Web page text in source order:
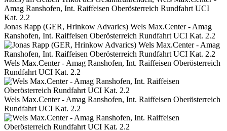
Jonas Rapp (GER, Hrinkow Advarics) Wels Max.Center - Amag
Ranshofen, Int. Raiffeisen Oberösterreich Rundfahrt UCI Kat. 2.2
Wels Max.Center - Amag Ranshofen, Int. Raiffeisen Oberösterreich
Rundfahrt UCI Kat. 2.2
Wels Max.Center - Amag Ranshofen, Int. Raiffeisen Oberösterreich
Rundfahrt UCI Kat. 2.2